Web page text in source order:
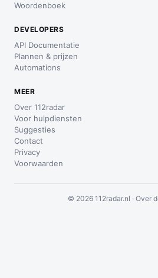
Woordenboek
DEVELOPERS
API Documentatie
Plannen & prijzen
Automations
MEER
Over 112radar
Voor hulpdiensten
Suggesties
Contact
Privacy
Voorwaarden
© 2026 112radar.nl · Over